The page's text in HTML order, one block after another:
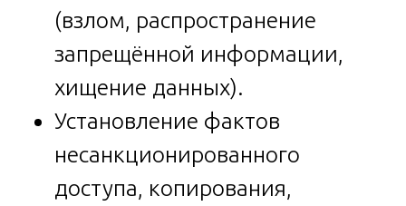
(взлом, распространение
запрещённой информации,
хищение данных).
Установление фактов
несанкционированного
доступа, копирования,